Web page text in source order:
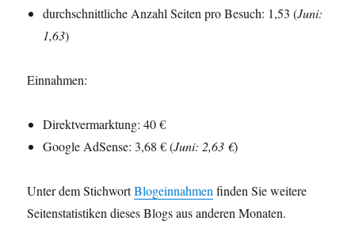
durchschnittliche Anzahl Seiten pro Besuch: 1,53 (Juni:
1,63)
Einnahmen:
Direktvermarktung: 40 €
Google AdSense: 3,68 € (Juni: 2,63 €)
Unter dem StichwortBlogeinnahmen finden Sie weitere
Seitenstatistiken dieses Blogs aus anderen Monaten.